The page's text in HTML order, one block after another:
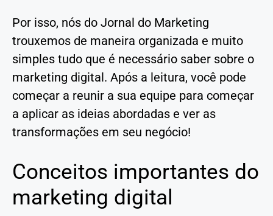
Por isso, nós do Jornal do Marketing
trouxemos de maneira organizada e muito
simples tudo que é necessário saber sobre o
marketing digital. Após a leitura, você pode
começar a reunir a sua equipe para começar
a aplicar as ideias abordadas e ver as
transformações em seu negócio!
Conceitos importantes do
marketing digital